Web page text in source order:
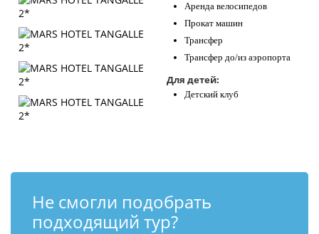
Аренда велосипедов
Прокат машин
Трансфер
Трансфер до/из аэропорта
Для детей:
Детский клуб
Не смогли подобрать
подходящий тур?